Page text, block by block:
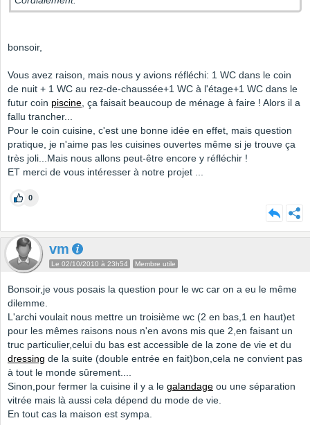
bonsoir,
Vous avez raison, mais nous y avions réfléchi: 1 WC dans le coin
de nuit + 1 WC au rez-de-chaussée+1 WC à l'étage+1 WC dans le
futur coin piscine, ça faisait beaucoup de ménage à faire ! Alors il a
fallu trancher...
Pour le coin cuisine, c'est une bonne idée en effet, mais question
pratique, je n'aime pas les cuisines ouvertes même si je trouve ça
très joli...Mais nous allons peut-être encore y réfléchir !
ET merci de vous intéresser à notre projet ...
0
vm
Le 02/10/2010 à 23h54 Membre utile
Bonsoir,je vous posais la question pour le wc car on a eu le même
dilemme.
L'archi voulait nous mettre un troisième wc (2 en bas,1 en haut)et
pour les mêmes raisons nous n'en avons mis que 2,en faisant un
truc particulier,celui du bas est accessible de la zone de vie et du
dressing de la suite (double entrée en fait)bon,cela ne convient pas
à tout le monde sûrement....
Sinon,pour fermer la cuisine il y a le galandage ou une séparation
vitrée mais là aussi cela dépend du mode de vie.
En tout cas la maison est sympa.